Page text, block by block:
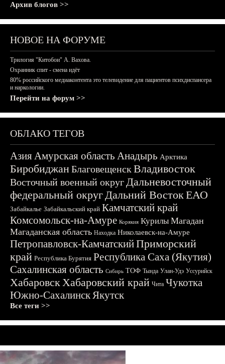
Архив блогов >>
НОВОЕ НА ФОРУМЕ
Трилогия "Китобои" А. Вахова.
Охранник спит - смена идёт
80% российского медиаконтента это телевидение для пациентов психдиспансера
и наркологии.
Перейти на форум >>
ОБЛАКО ТЕГОВ
АзияАмурская область Анадырь Арктика
БиробиджанБлаговещенскВладивосток
Восточный военный округДальневосточный
федеральный округДальний ВостокЕАО
Забайкалье Забайкальский край Камчатский край
Комсомольск-на-Амуре Корякия Курилы Магадан
Магаданская область Находка Николаевск-на-Амуре
Петропавловск-КамчатскийПриморский
край Республика Бурятия Республика Саха (Якутия)
Сахалинская область Сибирь ТОФ Тында Улан-Удэ Уссурийск
ХабаровскХабаровский край Чита Чукотка
Южно-СахалинскЯкутск
Все теги >>